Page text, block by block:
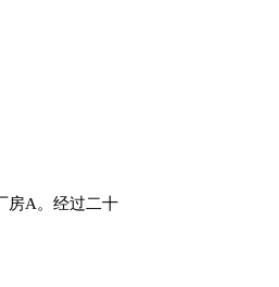
房A。经过二十